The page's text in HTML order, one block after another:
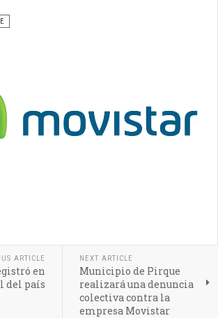
ARTICLE
en
del país
NEXT ARTICLE
Municipio de Pirque
realizará una denuncia
colectiva contra la
empresa Movistar